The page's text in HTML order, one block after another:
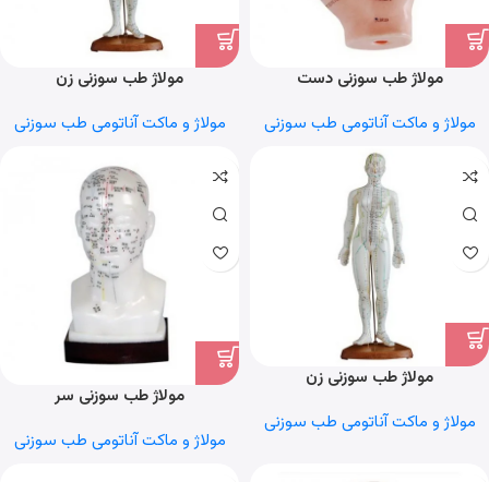
مولاژ طب سوزنی دست
مولاژ و ماکت آناتومی طب سوزنی
مولاژ طب سوزنی زن
مولاژ و ماکت آناتومی طب سوزنی
مولاژ طب سوزنی زن
مولاژ و ماکت آناتومی طب سوزنی
مولاژ طب سوزنی سر
مولاژ و ماکت آناتومی طب سوزنی